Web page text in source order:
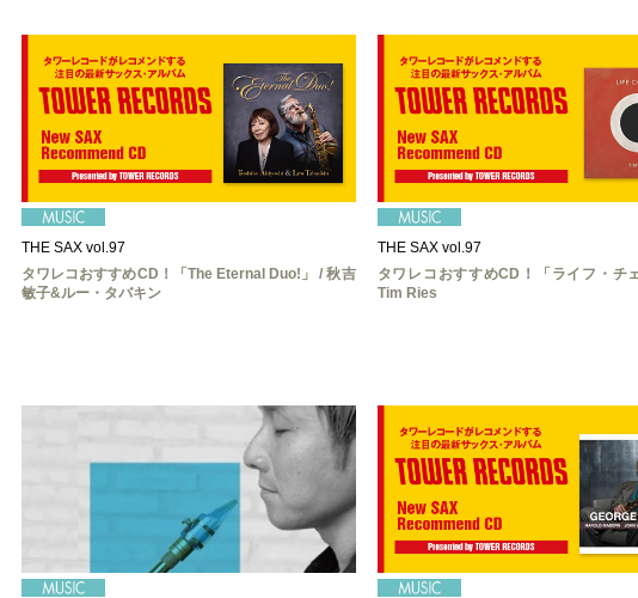
THE SAX vol.97
タワレコおすすめCD！「The Eternal Duo!」 / 秋吉
敏子&ルー・タバキン
THE SAX vol.97
タワレコおすすめCD！「ライフ・チ
Tim Ries